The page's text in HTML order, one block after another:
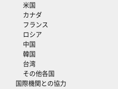
米国
カナダ
フランス
ロシア
中国
韓国
台湾
その他各国
国際機関との協力